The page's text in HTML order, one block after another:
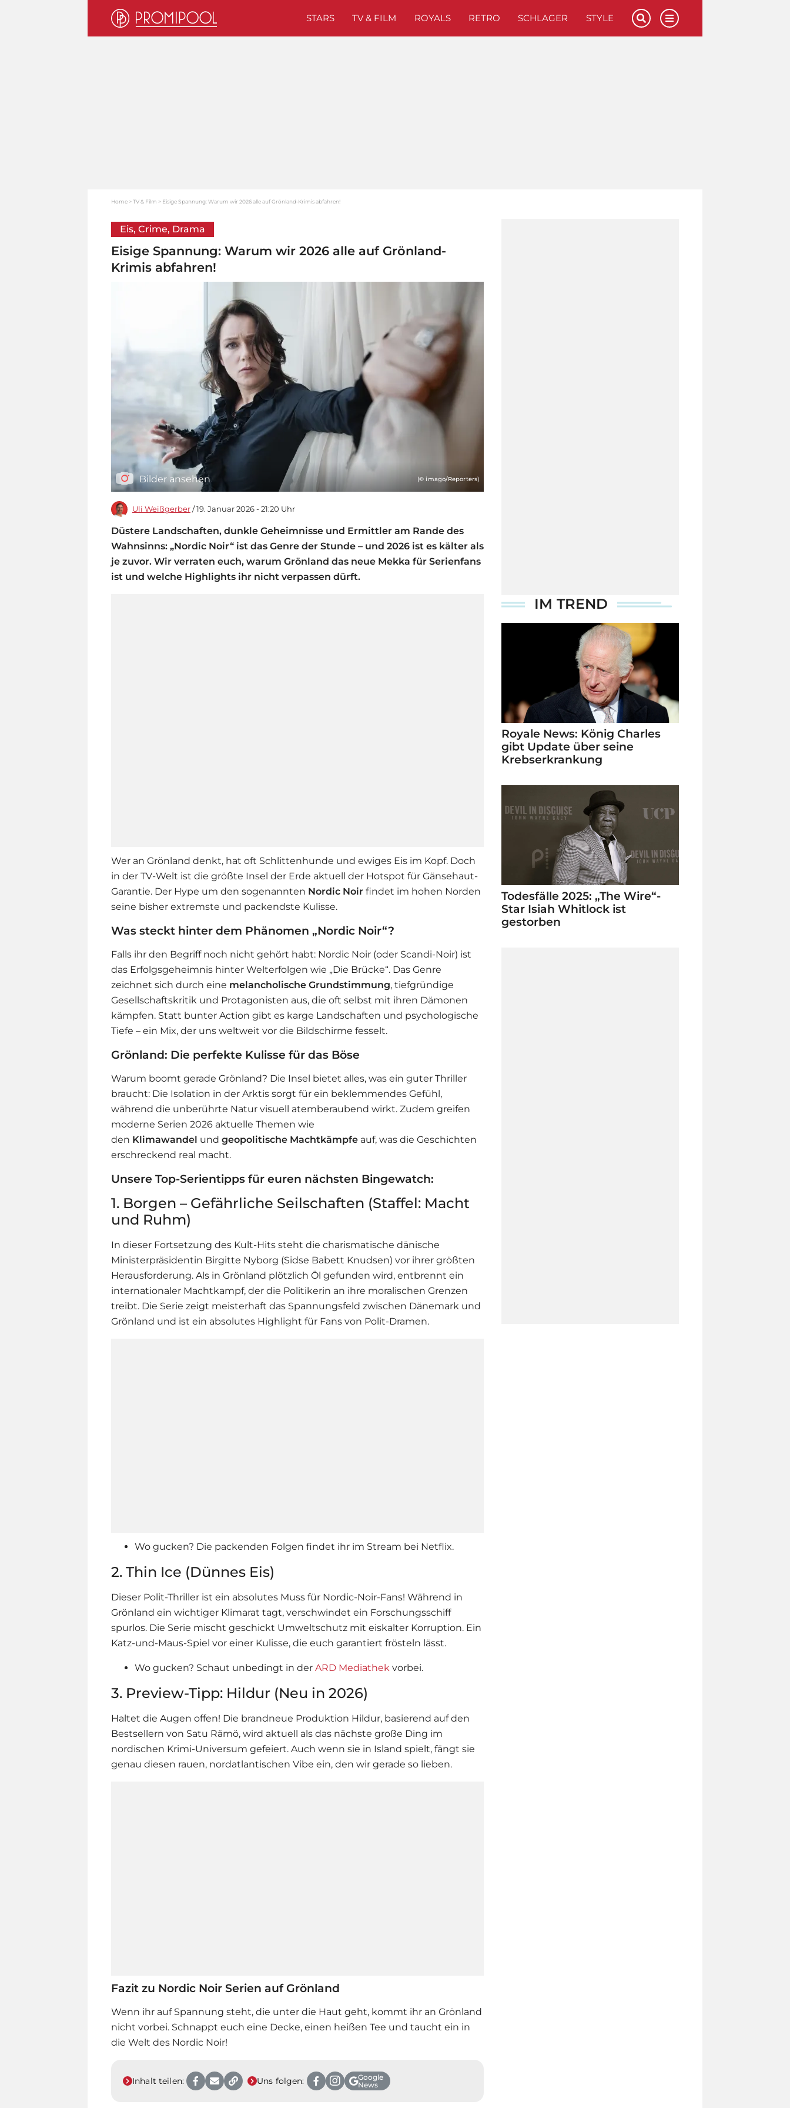
STARS TV & FILM ROYALS RETRO SCHLAGER STYLE
Home TV & Film Eisige Spannung: Warum wir 2026 alle auf Grönland-Krimis abfahren!
Eis, Crime, Drama
Eisige Spannung: Warum wir 2026 alle auf Grönland-
Krimis abfahren!
Bilder ansehen (© imago/Reporters)
Uli Weißgerber / 19. Januar 2026 - 21:20 Uhr
Düstere Landschaften, dunkle Geheimnisse und Ermittler am Rande des
Wahnsinns: „Nordic Noir“ ist das Genre der Stunde – und 2026 ist es kälter als
je zuvor. Wir verraten euch, warum Grönland das neue Mekka für Serienfans
ist und welche Highlights ihr nicht verpassen dürft.
Wer an Grönland denkt, hat oft Schlittenhunde und ewiges Eis im Kopf. Doch
in der TV-Welt ist die größte Insel der Erde aktuell der Hotspot für Gänsehaut-
Garantie. Der Hype um den sogenannten Nordic Noir findet im hohen Norden
seine bisher extremste und packendste Kulisse.
Was steckt hinter dem Phänomen „Nordic Noir“?
Falls ihr den Begriff noch nicht gehört habt: Nordic Noir (oder Scandi-Noir) ist
das Erfolgsgeheimnis hinter Welterfolgen wie „Die Brücke“. Das Genre
zeichnet sich durch eine melancholische Grundstimmung, tiefgründige
Gesellschaftskritik und Protagonisten aus, die oft selbst mit ihren Dämonen
kämpfen. Statt bunter Action gibt es karge Landschaften und psychologische
Tiefe – ein Mix, der uns weltweit vor die Bildschirme fesselt.
Grönland: Die perfekte Kulisse für das Böse
Warum boomt gerade Grönland? Die Insel bietet alles, was ein guter Thriller
braucht: Die Isolation in der Arktis sorgt für ein beklemmendes Gefühl,
während die unberührte Natur visuell atemberaubend wirkt. Zudem greifen
moderne Serien 2026 aktuelle Themen wie
den Klimawandel und geopolitische Machtkämpfe auf, was die Geschichten
erschreckend real macht.
Unsere Top-Serientipps für euren nächsten Bingewatch:
1. Borgen – Gefährliche Seilschaften (Staffel: Macht
und Ruhm)
In dieser Fortsetzung des Kult-Hits steht die charismatische dänische
Ministerpräsidentin Birgitte Nyborg (Sidse Babett Knudsen) vor ihrer größten
Herausforderung. Als in Grönland plötzlich Öl gefunden wird, entbrennt ein
internationaler Machtkampf, der die Politikerin an ihre moralischen Grenzen
treibt. Die Serie zeigt meisterhaft das Spannungsfeld zwischen Dänemark und
Grönland und ist ein absolutes Highlight für Fans von Polit-Dramen.
Wo gucken? Die packenden Folgen findet ihr im Stream bei Netflix.
2. Thin Ice (Dünnes Eis)
Dieser Polit-Thriller ist ein absolutes Muss für Nordic-Noir-Fans! Während in
Grönland ein wichtiger Klimarat tagt, verschwindet ein Forschungsschiff
spurlos. Die Serie mischt geschickt Umweltschutz mit eiskalter Korruption. Ein
Katz-und-Maus-Spiel vor einer Kulisse, die euch garantiert frösteln lässt.
Wo gucken? Schaut unbedingt in der ARD Mediathek vorbei.
3. Preview-Tipp: Hildur (Neu in 2026)
Haltet die Augen offen! Die brandneue Produktion Hildur, basierend auf den
Bestsellern von Satu Rämö, wird aktuell als das nächste große Ding im
nordischen Krimi-Universum gefeiert. Auch wenn sie in Island spielt, fängt sie
genau diesen rauen, nordatlantischen Vibe ein, den wir gerade so lieben.
Fazit zu Nordic Noir Serien auf Grönland
Wenn ihr auf Spannung steht, die unter die Haut geht, kommt ihr an Grönland
nicht vorbei. Schnappt euch eine Decke, einen heißen Tee und taucht ein in
die Welt des Nordic Noir!
Inhalt teilen: Uns folgen:
Google
News
IM TREND
Royale News: König Charles
gibt Update über seine
Krebserkrankung
Todesfälle 2025: „The Wire“-
Star Isiah Whitlock ist
gestorben